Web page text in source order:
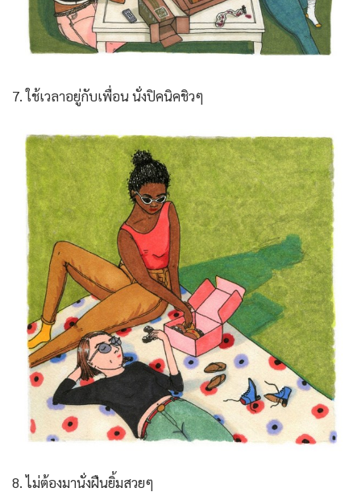
7. ใช้เวลาอยู่กับเพื่อน นั่งปิคนิคชิวๆ
8. ไม่ต้องมานั่งฝืนยิ้มสวยๆ